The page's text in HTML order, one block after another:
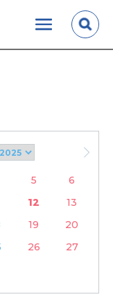
5
6
12
13
19
20
26
27